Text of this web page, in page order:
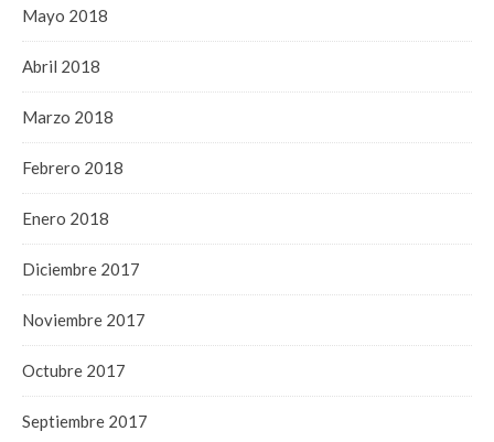
Mayo 2018
Abril 2018
Marzo 2018
Febrero 2018
Enero 2018
Diciembre 2017
Noviembre 2017
Octubre 2017
Septiembre 2017